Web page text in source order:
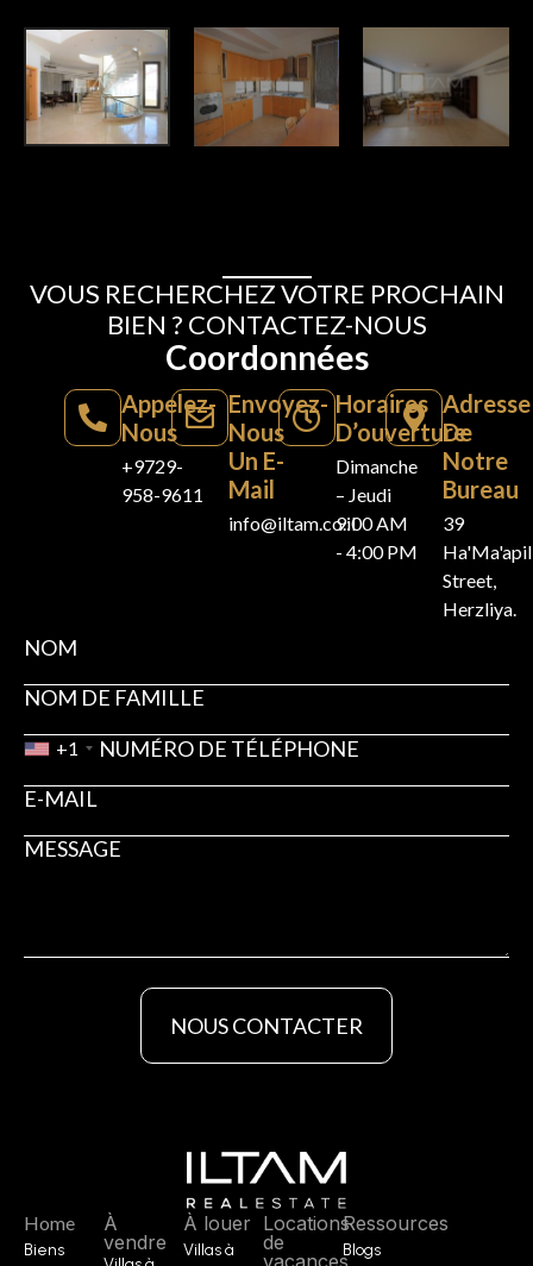
VOUS RECHERCHEZ VOTRE PROCHAIN
BIEN ? CONTACTEZ-NOUS
Coordonnées
Appelez-
Nous
+9729-
958-9611
Envoyez-
Nous
Un E-
Mail
info@iltam.co.il
Horaires
D’ouverture
Dimanche
– Jeudi
9:00 AM
- 4:00 PM
Adresse
De
Notre
Bureau
39
Street,
Herzliya.
+1
NOUS CONTACTER
Home
Biens
À
vendre
À louer
Villas à
Locations
de
vacances
Ressources
Blogs